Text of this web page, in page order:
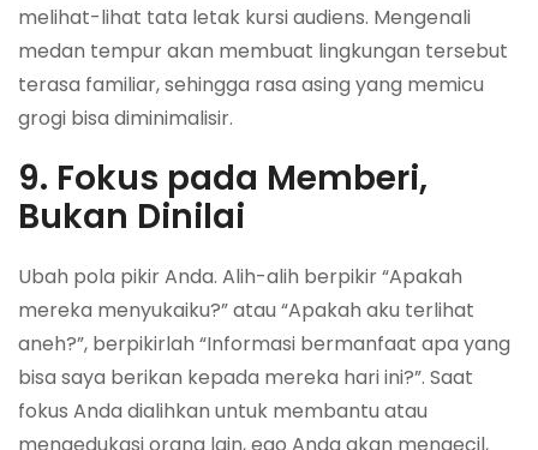
melihat-lihat tata letak kursi audiens. Mengenali
medan tempur akan membuat lingkungan tersebut
terasa familiar, sehingga rasa asing yang memicu
grogi bisa diminimalisir.
9. Fokus pada Memberi,
Bukan Dinilai
Ubah pola pikir Anda. Alih-alih berpikir “Apakah
mereka menyukaiku?” atau “Apakah aku terlihat
aneh?”, berpikirlah “Informasi bermanfaat apa yang
bisa saya berikan kepada mereka hari ini?”. Saat
fokus Anda dialihkan untuk membantu atau